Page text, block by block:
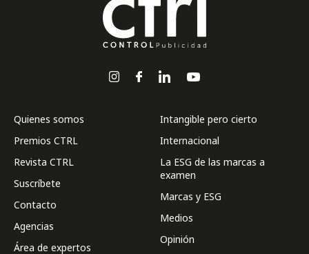
Quienes somos
Premios CTRL
Revista CTRL
Suscríbete
Contacto
Agencias
Área de expertos
Intangible pero cierto
Internacional
La ESG de las marcas a
examen
Marcas y ESG
Medios
Opinión